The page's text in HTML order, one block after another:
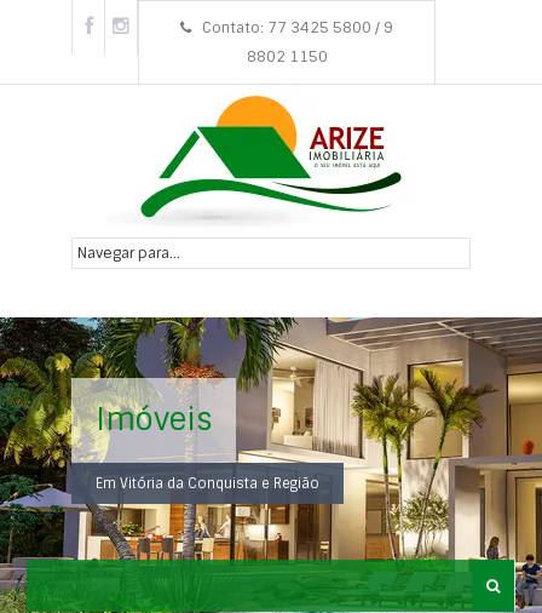
Contato: 77 3425 5800 / 9
8802 1150
Imóveis
Em Vitória da Conquista e Região